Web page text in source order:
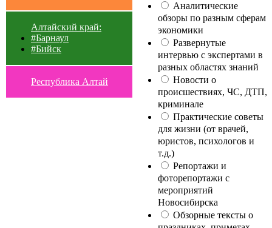
Алтайский край:
#Барнаул
#Бийск
Республика Алтай
Аналитические
обзоры по разным сферам
экономики
Развернутые
интервью с экспертами в
разных областях знаний
Новости о
происшествиях, ЧС, ДТП,
криминале
Практические советы
для жизни (от врачей,
юристов, психологов и
т.д.)
Репортажи и
фоторепортажи с
мероприятий
Новосибирска
Обзорные тексты о